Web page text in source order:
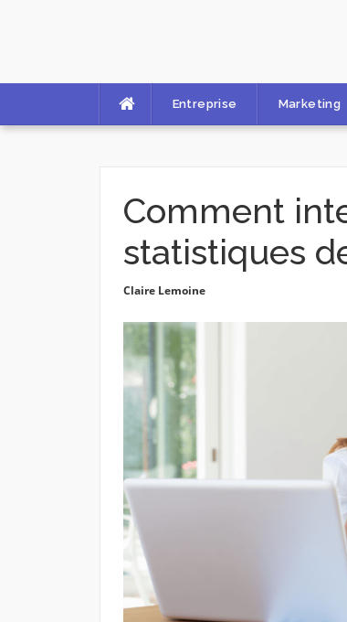
Entreprise Marketing
Comment
statistiques
Claire Lemoine